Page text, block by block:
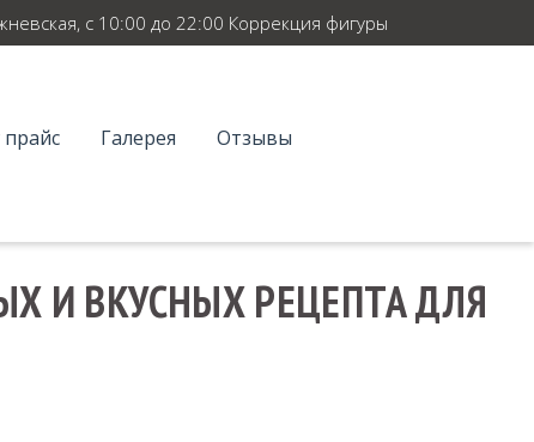
с 10:00 до 22:00 Коррекция фигуры
Галерея
Отзывы
И ВКУСНЫХ РЕЦЕПТА ДЛЯ